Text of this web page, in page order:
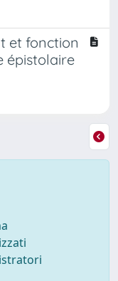
et fonction
épistolaire